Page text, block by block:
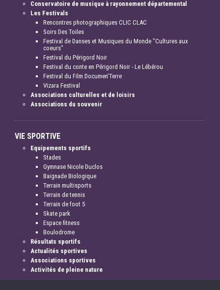
Conservatoire de musique à rayonnement départemental
Les Festivals
Rencontres photographiques CLIC CLAC
Soirs Des Toiles
Festival de Danses et Musiques du Monde "Cultures aux
coeurs"
Festival du Périgord Noir
Festival du conte en Périgord Noir - Le Lébérou
Festival du Film Documen'Terre
Vizara Festival
Associations culturelles et de loisirs
Associations du souvenir
VIE SPORTIVE
Equipements sportifs
Stades
Gymnase Nicole Duclos
Baignade Biologique
Terrain multisports
Terrain de tennis
Terrain de foot 5
Skate park
Espace fitness
Boulodrome
Résultats sportifs
Actualités sportives
Associations sportives
Activités de pleine nature